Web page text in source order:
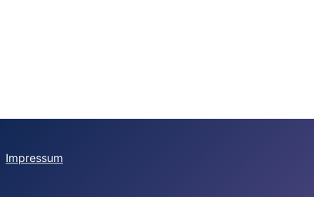
Impressum